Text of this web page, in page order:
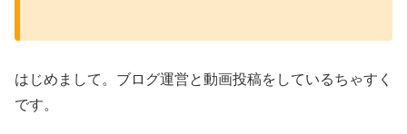
はじめまして。ブログ運営と動画投稿をしているちゃすく
です。